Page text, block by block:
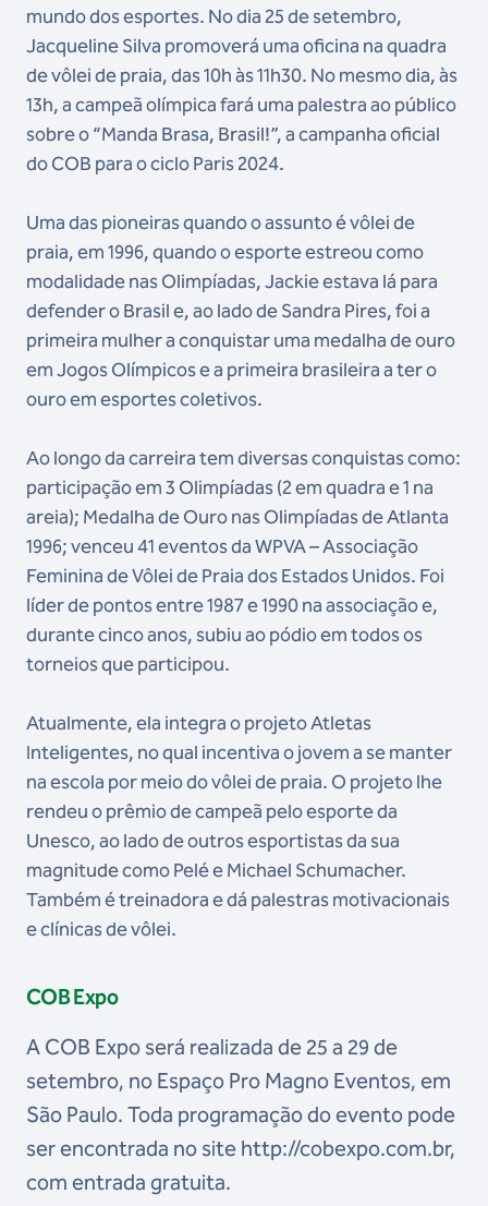
mundo dos esportes. No dia 25 de setembro,
Jacqueline Silva promoverá uma oficina na quadra
de vôlei de praia, das 10h às 11h30. No mesmo dia, às
13h, a campeã olímpica fará uma palestra ao público
sobre o “Manda Brasa, Brasil!”, a campanha oficial
do COB para o ciclo Paris 2024.
Uma das pioneiras quando o assunto é vôlei de
praia, em 1996, quando o esporte estreou como
modalidade nas Olimpíadas, Jackie estava lá para
defender o Brasil e, ao lado de Sandra Pires, foi a
primeira mulher a conquistar uma medalha de ouro
em Jogos Olímpicos e a primeira brasileira a ter o
ouro em esportes coletivos.
Ao longo da carreira tem diversas conquistas como:
participação em 3 Olimpíadas (2 em quadra e 1 na
areia); Medalha de Ouro nas Olimpíadas de Atlanta
1996; venceu 41 eventos da WPVA – Associação
Feminina de Vôlei de Praia dos Estados Unidos. Foi
líder de pontos entre 1987 e 1990 na associação e,
durante cinco anos, subiu ao pódio em todos os
torneios que participou.
Atualmente, ela integra o projeto Atletas
Inteligentes, no qual incentiva o jovem a se manter
na escola por meio do vôlei de praia. O projeto lhe
rendeu o prêmio de campeã pelo esporte da
Unesco, ao lado de outros esportistas da sua
magnitude como Pelé e Michael Schumacher.
Também é treinadora e dá palestras motivacionais
e clínicas de vôlei.
COB Expo
A COB Expo será realizada de 25 a 29 de
setembro, no Espaço Pro Magno Eventos, em
São Paulo. Toda programação do evento pode
ser encontrada no site http://cobexpo.com.br,
com entrada gratuita.